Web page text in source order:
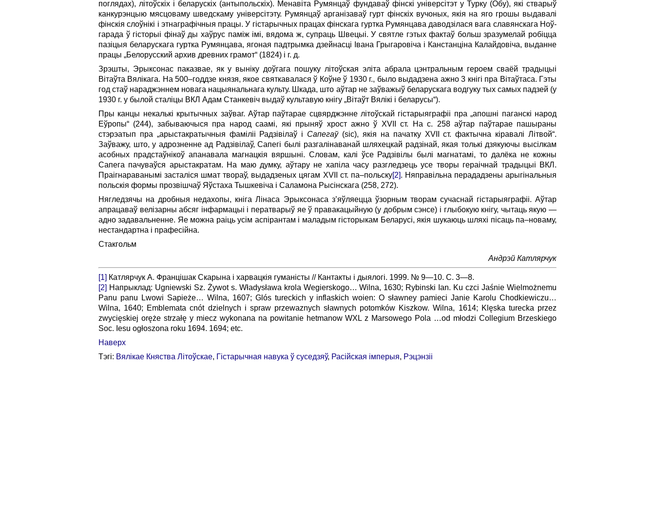
поглядах), літоўскіх і беларускіх (антыпольскіх). Менавіта Ру­мян­цаў фундаваў фінскі універсітэт у Турку (Обу), які стварыў
кан­курэнцыю мясцоваму шведскаму універсітэту. Румянцаў ар­­ганізаваў гурт фінскіх вучоных, якія на яго грошы выдавалі
фін­скія слоўнікі і этнаграфічныя працы. У гістарычных працах фін­скага гуртка Румянцава даводзілася вага славянскага Ноў­
га­рада ў гісторыі фінаў ды хаўрус паміж імі, вядома ж, су­праць Швецыі. У святле гэтых фактаў больш зразумелай ро­біц­­ца
пазіцыя беларускага гуртка Румянцава, ягоная пад­трым­­ка дзейнасці Івана Грыгаровіча і Канстанціна Ка­лай­дові­ча, выданне
працы „Белорусский архив древних грамот“ (1824) і г. д.
Зрэшты, Эрыксонас паказвае, як у выніку доўгага пошуку літоўская эліта абрала цэнтральным героем сваёй традыцыі
Вітаўта Вялікага. На 500–годдзе князя, якое святкавалася ў Коўне ў 1930 г., было выдадзена ажно 3 кнігі пра Вітаўтаса. Гэты
год стаў нараджэннем новага нацыянальнага культу. Шкада, што аўтар не заўважыў беларускага водгуку тых самых падзей (у
1930 г. у былой сталіцы ВКЛ Адам Станкевіч выдаў культавую кнігу „Вітаўт Вялікі і беларусы“).
Пры канцы некалькі крытычных заўваг. Аўтар паўтарае сцвярджэнне літоўскай гістарыяграфіі пра „апошні паганскі народ
Еўропы“ (244), забываючыся пра народ саамі, які прыняў хрост ажно ў ХVII ст. На с. 258 аўтар паўтарае пашыраны
стэрэатып пра „арыстакратычныя фаміліі Радзівілаў і Сапегаў(sic), якія на пачатку ХVII ст. фактычна кіравалі Літвой“.
Заўважу, што, у адрозненне ад Радзівілаў, Сапегі былі разгалінаванай шляхецкай радзінай, якая толькі дзякуючы высілкам
асобных прадстаўнікоў апанавала магнацкія вяршыні. Словам, калі ўсе Ра­дзівілы былі магнатамі, то далёка не кожны
Сапега пачуваўся арыстакратам. На маю думку, аўтару не хапіла часу разгле­дзець усе творы гераічнай традыцыі ВКЛ.
Праігнараванымі засталіся шмат твораў, выдадзеных цягам ХVII ст. па–польску[2]. Няправільна перададзены арыгінальныя
польскія формы прозвішчаў Яўстаха Тышкевіча і Саламона Рысінскага (258, 272).
Нягледзячы на дробныя недахопы, кніга Лінаса Эрыксонаса з’яўляецца ўзорным творам сучаснай гістарыяграфіі. Аўтар
апрацаваў велізарны абсяг інфармацыі і ператварыў яе ў правакацыйную (у добрым сэнсе) і глыбокую кнігу, чытаць якую —
адно задавальненне. Яе можна раіць усім аспірантам і маладым гісторыкам Беларусі, якія шукаюць шляхі пісаць па–новаму,
нестандартна і прафесійна.
Стакгольм
Андрэй Катлярчук
[1] Катлярчук А. Францішак Скарына і харвацкія гуманісты // Кантакты і дыялогі. 1999. № 9—10. С. 3—8.
[2] Напрыклад: Ugniewski Sz. Żywot s. Władysława krola Wegierskogo… Wilna, 1630; Rybinski Ian. Ku czci Jaśnie Wielmożnemu
Panu panu Lwowi Sapieże… Wilna, 1607; Glós tureckich y inflaskich woien: O sławney pamieci Janie Karolu Chodkiewiczu…
Wilna, 1640; Emblemata cnót dzielnych i spraw przewaznych sławnych potomków Kiszkow. Wilna, 1614; Klęska turecka przez
zwycięskiej oręże strzałę y miecz wykonana na powitanie hetmanow WXL z Marsowego Pola …od młodzi Collegium Brzeskiego
Soc. Iesu ogłoszona roku 1694. 1694; etc.
Наверх
Тэгі: Вялікае Княства Літоўскае, Гістарычная навука ў суседзяў, Расійская імперыя, Рэцэнзіі